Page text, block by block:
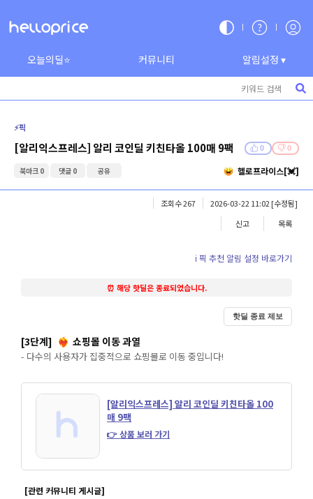
오늘의딜⭐ 커뮤니티 알림설정 ▾
⚡️픽
[알리익스프레스] 알리 코인딜 키친타올 100매 9팩 0 0
북마크 0 댓글 0 공유 헬로프라이스[💓]
조회수 267 2026-03-22 11:02 [수정됨]
신고
목록
ℹ️ 픽 추천 알림 설정 바로가기
⏰ 해당 핫딜은 종료되었습니다.
핫딜 종료 제보
[3단계] ❤️‍🔥 쇼핑몰 이동 과열
- 다수의 사용자가 집중적으로 쇼핑몰로 이동 중입니다!
[알리익스프레스] 알리 코인딜 키친타올 100
매 9팩
👉 상품 보러 가기
[관련 커뮤니티 게시글]